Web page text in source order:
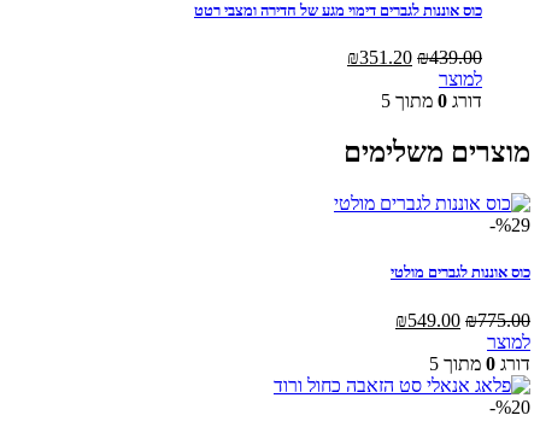
כוס אוננות לגברים דימוי מגע של חדירה ומצבי רטט
₪439.00
המחיר
היה:
₪351.20
למוצר
דורג 0 מתוך 5
מוצרים משלימים
%29-
כוס אוננות לגברים מולטי
₪775.00
המחיר
היה:
₪775.00.
₪549.00
₪549.00.
למוצר
דורג 0 מתוך 5
%20-